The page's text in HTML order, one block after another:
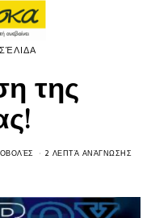
της
2 ΛΕΠΤΆ ΑΝΆΓΝΩΣΗΣ